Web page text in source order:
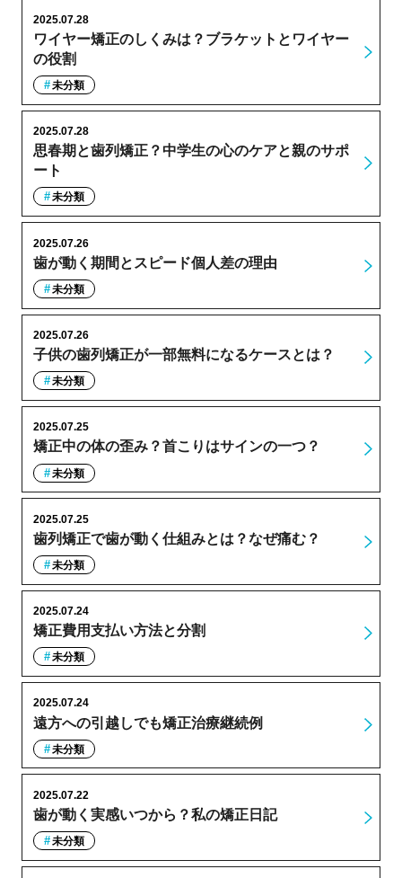
ワイヤー矯正のしくみは？ブラケットとワイヤー
の役割
2025.07.28
未分類
思春期と歯列矯正？中学生の心のケアと親のサポ
ート
2025.07.28
未分類
歯が動く期間とスピード個人差の理由
2025.07.26
未分類
子供の歯列矯正が一部無料になるケースとは？
2025.07.26
未分類
矯正中の体の歪み？首こりはサインの一つ？
2025.07.25
未分類
歯列矯正で歯が動く仕組みとは？なぜ痛む？
2025.07.25
未分類
矯正費用支払い方法と分割
2025.07.24
未分類
遠方への引越しでも矯正治療継続例
2025.07.24
未分類
歯が動く実感いつから？私の矯正日記
2025.07.22
未分類